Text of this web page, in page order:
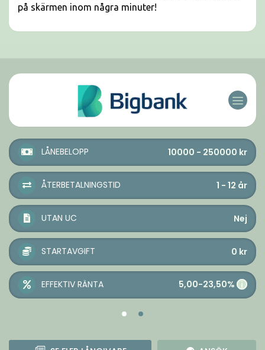
på skärmen inom några minuter!
LÅNEBELOPP 10000 - 250000 kr
ÅTERBETALNINGSTID 1 - 12 år
UTAN UC Nej
STARTAVGIFT 0 kr
EFFEKTIV RÄNTA 5,00-23,50% i